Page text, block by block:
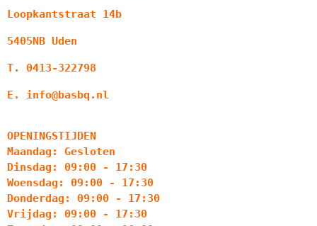
Loopkantstraat 14b
5405NB Uden
T. 0413-322798
E. info@basbq.nl
OPENINGSTIJDEN
Maandag: Gesloten
Dinsdag: 09:00 - 17:30
Woensdag: 09:00 - 17:30
Donderdag: 09:00 - 17:30
Vrijdag: 09:00 - 17:30